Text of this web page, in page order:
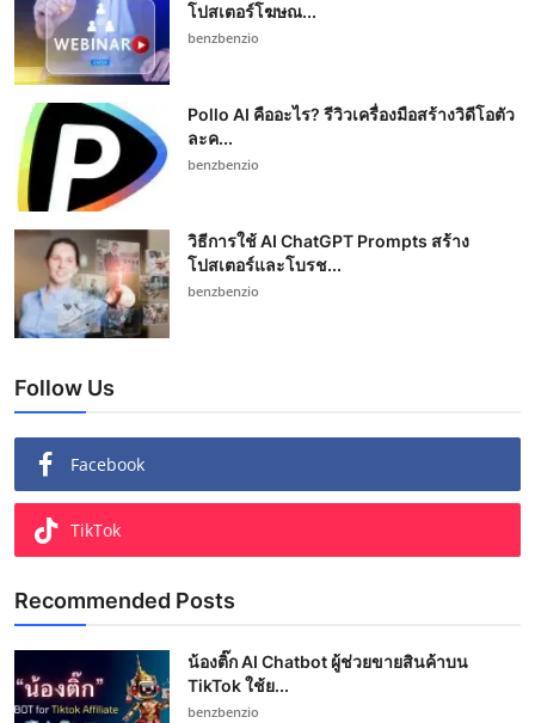
โปสเตอร์โฆษณ...
benzbenzio
Pollo AI คืออะไร? รีวิวเครื่องมือสร้างวิดีโอตัว
ละค...
benzbenzio
วิธีการใช้ AI ChatGPT Prompts สร้าง
โปสเตอร์และโบรช...
benzbenzio
Follow Us
Facebook
TikTok
Recommended Posts
น้องติ๊ก AI Chatbot ผู้ช่วยขายสินค้าบน
TikTok ใช้ย...
benzbenzio